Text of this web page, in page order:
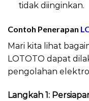
tidak diinginkan.
Contoh Penerapan
Mari kita lihat
LOTOTO dapat
pengolahan
Langkah 1: